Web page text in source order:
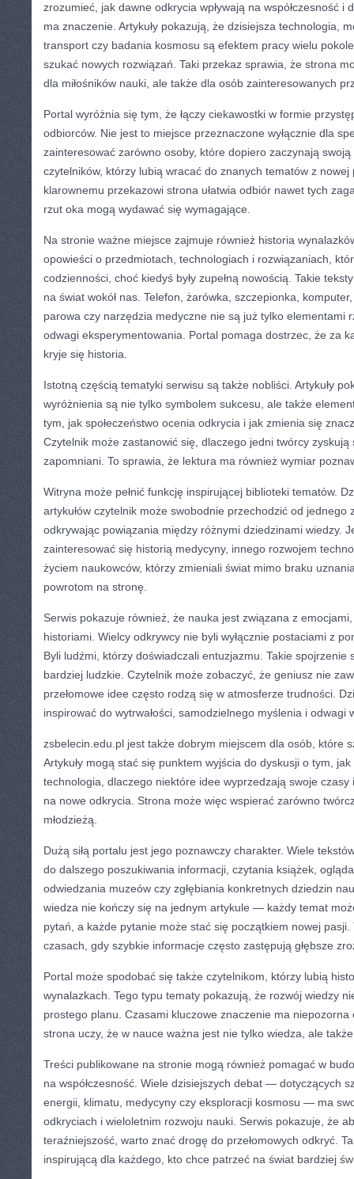
zrozumieć, jak dawne odkrycia wpływają na współczesność i
ma znaczenie. Artykuły pokazują, że dzisiejsza technologia,
transport czy badania kosmosu są efektem pracy wielu
szukać nowych rozwiązań. Taki przekaz sprawia, że strona
dla miłośników nauki, ale także dla osób zainteresowanych
Portal wyróżnia się tym, że łączy ciekawostki w formie
odbiorców. Nie jest to miejsce przeznaczone wyłącznie dla
zainteresować zarówno osoby, które dopiero zaczynają
czytelników, którzy lubią wracać do znanych tematów z nowej
klarownemu przekazowi strona ułatwia odbiór nawet tych
rzut oka mogą wydawać się wymagające.
Na stronie ważne miejsce zajmuje również historia
opowieści o przedmiotach, technologiach i rozwiązaniach,
codzienności, choć kiedyś były zupełną nowością. Takie
na świat wokół nas. Telefon, żarówka, szczepionka,
parowa czy narzędzia medyczne nie są już tylko elementami
odwagi eksperymentowania. Portal pomaga dostrzec, że za
kryje się historia.
Istotną częścią tematyki serwisu są także nobliści. Artykuły
wyróżnienia są nie tylko symbolem sukcesu, ale także
tym, jak społeczeństwo ocenia odkrycia i jak zmienia się
Czytelnik może zastanowić się, dlaczego jedni twórcy zyskują
zapomniani. To sprawia, że lektura ma również wymiar
Witryna może pełnić funkcję inspirującej biblioteki tematów.
artykułów czytelnik może swobodnie przechodzić od jednego
odkrywając powiązania między różnymi dziedzinami wiedzy.
zainteresować się historią medycyny, innego rozwojem
życiem naukowców, którzy zmieniali świat mimo braku
powrotom na stronę.
Serwis pokazuje również, że nauka jest związana z
historiami. Wielcy odkrywcy nie byli wyłącznie postaciami z
Byli ludźmi, którzy doświadczali entuzjazmu. Takie spojrzenie
bardziej ludzkie. Czytelnik może zobaczyć, że geniusz nie
przełomowe idee często rodzą się w atmosferze trudności.
inspirować do wytrwałości, samodzielnego myślenia i odwagi
zsbelecin.edu.pl jest także dobrym miejscem dla osób, które
Artykuły mogą stać się punktem wyjścia do dyskusji o tym,
technologia, dlaczego niektóre idee wyprzedzają swoje czasy
na nowe odkrycia. Strona może więc wspierać zarówno
młodzieżą.
Dużą siłą portalu jest jego poznawczy charakter. Wiele
do dalszego poszukiwania informacji, czytania książek,
odwiedzania muzeów czy zgłębiania konkretnych dziedzin
wiedza nie kończy się na jednym artykule — każdy temat
pytań, a każde pytanie może stać się początkiem nowej pasji.
czasach, gdy szybkie informacje często zastępują głębsze
Portal może spodobać się także czytelnikom, którzy lubią
wynalazkach. Tego typu tematy pokazują, że rozwój wiedzy
prostego planu. Czasami kluczowe znaczenie ma
strona uczy, że w nauce ważna jest nie tylko wiedza, ale
Treści publikowane na stronie mogą również pomagać w
na współczesność. Wiele dzisiejszych debat — dotyczących
energii, klimatu, medycyny czy eksploracji kosmosu — ma
odkryciach i wieloletnim rozwoju nauki. Serwis pokazuje, że
teraźniejszość, warto znać drogę do przełomowych odkryć.
inspirującą dla każdego, kto chce patrzeć na świat bardziej